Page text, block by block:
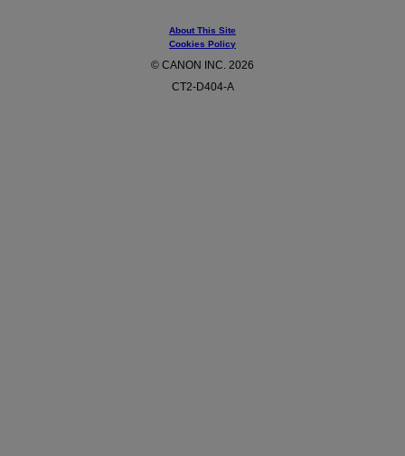
About This Site
Cookies Policy
© CANON INC. 2026
CT2-D404-A